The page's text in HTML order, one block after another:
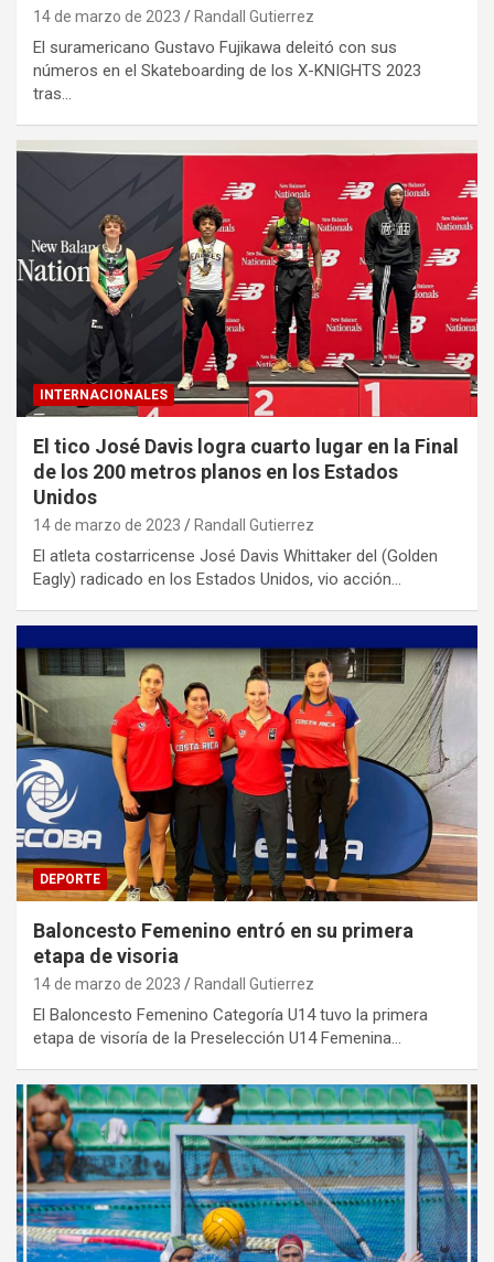
14 de marzo de 2023 Randall Gutierrez
El suramericano Gustavo Fujikawa deleitó con sus
números en el Skateboarding de los X-KNIGHTS 2023
tras…
INTERNACIONALES
El tico José Davis logra cuarto lugar en la Final
de los 200 metros planos en los Estados
Unidos
14 de marzo de 2023 Randall Gutierrez
El atleta costarricense José Davis Whittaker del (Golden
Eagly) radicado en los Estados Unidos, vio acción…
DEPORTE
Baloncesto Femenino entró en su primera
etapa de visoria
14 de marzo de 2023 Randall Gutierrez
El Baloncesto Femenino Categoría U14 tuvo la primera
etapa de visoría de la Preselección U14 Femenina…